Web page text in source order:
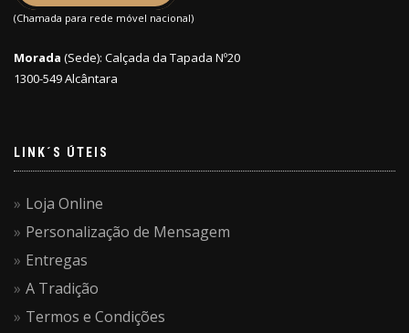
(Chamada para rede móvel nacional)
Morada (Sede): Calçada da Tapada Nº20
1300-549 Alcântara
LINK´S ÚTEIS
Loja Online
Personalização de Mensagem
Entregas
A Tradição
Termos e Condições